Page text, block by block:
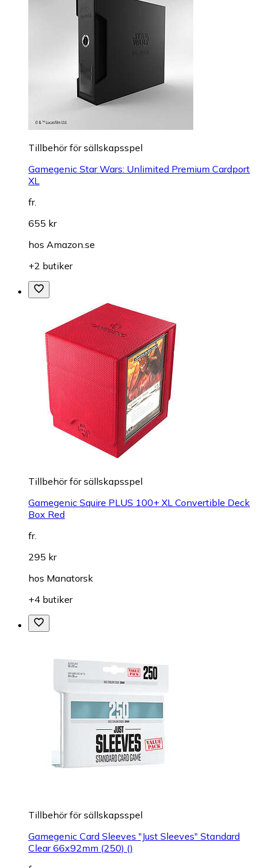
Tillbehör för sällskapsspel
Gamegenic Star Wars: Unlimited Premium Cardport
XL
fr.
655 kr
hos Amazon.se
+2 butiker
Tillbehör för sällskapsspel
Gamegenic Squire PLUS 100+ XL Convertible Deck
Box Red
fr.
295 kr
hos Manatorsk
+4 butiker
Tillbehör för sällskapsspel
Gamegenic Card Sleeves "Just Sleeves" Standard
Clear 66x92mm (250) ()